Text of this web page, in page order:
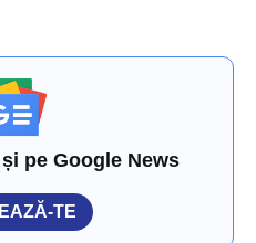
pe Google News
TE